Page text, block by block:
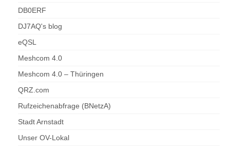
DB0ERF
DJ7AQ's blog
eQSL
Meshcom 4.0
Meshcom 4.0 – Thüringen
QRZ.com
Rufzeichenabfrage (BNetzA)
Stadt Arnstadt
Unser OV-Lokal